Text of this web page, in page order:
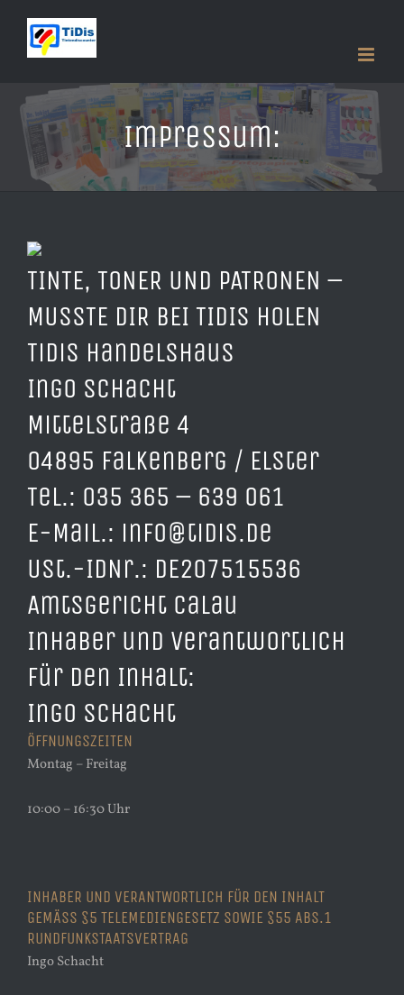
Inhalt
Impressum:
TINTE, TONER UND PATRONEN –
MUSSTE DIR BEI TIDIS HOLEN
TiDis Handelshaus
Ingo Schacht
Mittelstraße 4
04895 Falkenberg / Elster
Tel.: 035 365 – 639 061
E-Mail.: info@tidis.de
USt.-IdNr.: DE207515536
Amtsgericht Calau
Inhaber und verantwortlich
für den Inhalt:
Ingo Schacht
ÖFFNUNGSZEITEN
Montag – Freitag
10:00 – 16:30 Uhr
INHABER UND VERANTWORTLICH FÜR DEN INHALT
GEMÄSS §5 TELEMEDIENGESETZ SOWIE §55 ABS.1
RUNDFUNKSTAATSVERTRAG
Ingo Schacht